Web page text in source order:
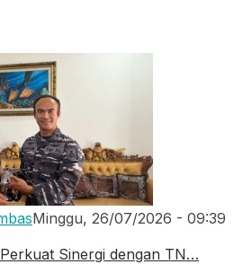
Minggu, 26/07/2026 - 09:39
Sinergi dengan TN…